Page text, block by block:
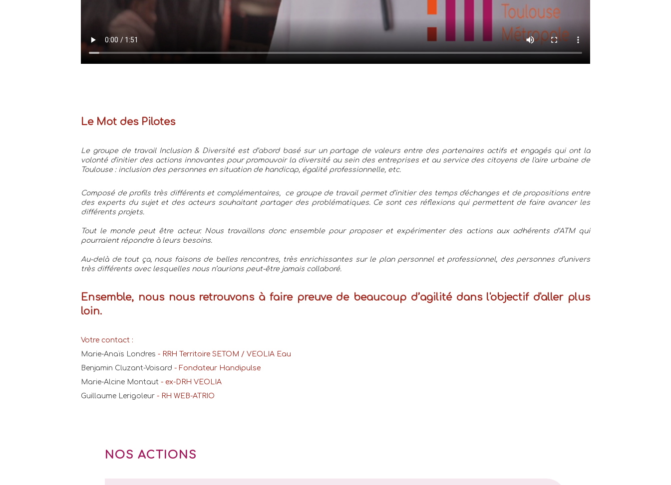
Le Mot des Pilotes
Le groupe de travail Inclusion & Diversité est d’abord basé sur un partage de valeurs entre des partenaires actifs et engagés qui ont la
volonté d'initier des actions innovantes pour promouvoir la diversité au sein des entreprises et au service des citoyens de l'aire urbaine de
Toulouse : inclusion des personnes en situation de handicap, égalité professionnelle, etc.
Composé de profils très différents et complémentaires,  ce groupe de travail permet d’initier des temps d'échanges et de propositions entre
des experts du sujet et des acteurs souhaitant partager des problématiques. Ce sont ces réflexions qui permettent de faire avancer les
différents projets.
Tout le monde peut être acteur. Nous travaillons donc ensemble pour proposer et expérimenter des actions aux adhérents d’ATM qui
pourraient répondre à leurs besoins.
Au-delà de tout ça, nous faisons de belles rencontres, très enrichissantes sur le plan personnel et professionnel, des personnes d’univers
très différents avec lesquelles nous n’aurions peut-être jamais collaboré.
Ensemble, nous nous retrouvons à faire preuve de beaucoup d’agilité dans l'objectif d'aller plus
loin.
Votre contact :
Marie-Anaïs Londres - RRH Territoire SETOM / VEOLIA Eau
Benjamin Cluzant-Voisard - Fondateur Handipulse
Marie-Alcine Montaut - ex-DRH VEOLIA
Guillaume Lerigoleur - RH WEB-ATRIO
NOS ACTIONS